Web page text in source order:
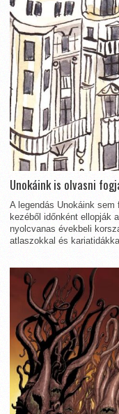
Unokáink is olvasni
A legendás Unokáink
kezéből időnként ellopják
nyolcvanas évekbeli
atlaszokkal és